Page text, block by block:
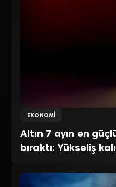
EKONOMI
Altın 7 ayın en
bıraktı: Yükseliş